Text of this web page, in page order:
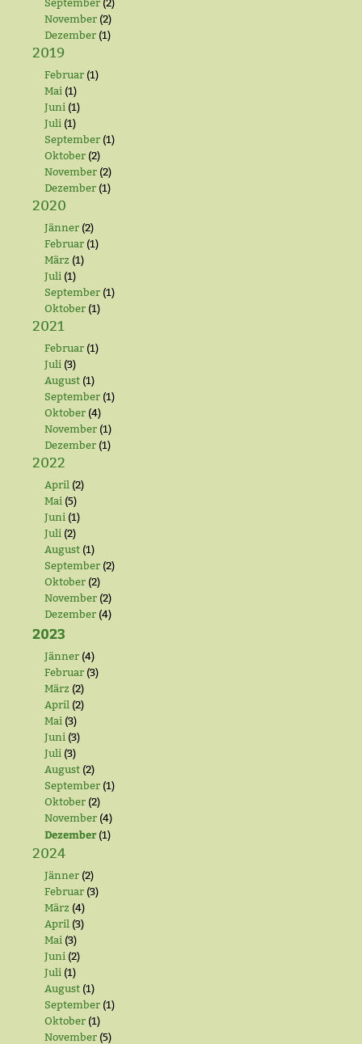
November (2)
Dezember (1)
2019
Februar (1)
Mai (1)
Juni (1)
Juli (1)
September (1)
Oktober (2)
November (2)
Dezember (1)
2020
Jänner (2)
Februar (1)
März (1)
Juli (1)
September (1)
Oktober (1)
2021
Februar (1)
Juli (3)
August (1)
September (1)
Oktober (4)
November (1)
Dezember (1)
2022
April (2)
Mai (5)
Juni (1)
Juli (2)
August (1)
September (2)
Oktober (2)
November (2)
Dezember (4)
2023
Jänner (4)
Februar (3)
März (2)
April (2)
Mai (3)
Juni (3)
Juli (3)
August (2)
September (1)
Oktober (2)
November (4)
Dezember(1)
2024
Jänner (2)
Februar (3)
März (4)
April (3)
Mai (3)
Juni (2)
Juli (1)
August (1)
September (1)
Oktober (1)
November (5)